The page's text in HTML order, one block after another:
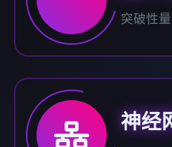
突破性
神经